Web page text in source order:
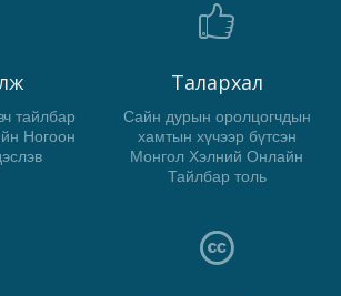
тайлбар
Ногоон
Талархал
Сайн дурын оролцогчдын
хамтын хүчээр бүтсэн
Монгол Хэлний Онлайн
Тайлбар толь